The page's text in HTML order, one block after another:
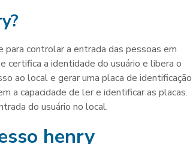
?
controlar a entrada das pessoas em
certifica a identidade do usuário e libera o
ao local e gerar uma placa de identificação
a capacidade de ler e identificar as placas.
do usuário no local.
henry